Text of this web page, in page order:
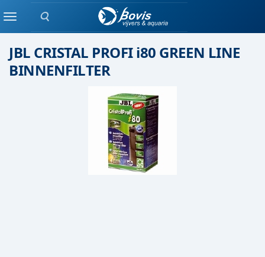
Zoeken
MenuBinnen filter
JBL CRISTAL PROFI i80 GREEN LINE
BINNENFILTER